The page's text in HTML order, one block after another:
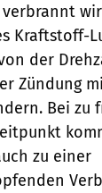
Kraftstoff-
der
Zündung
Bei zu
zu einer